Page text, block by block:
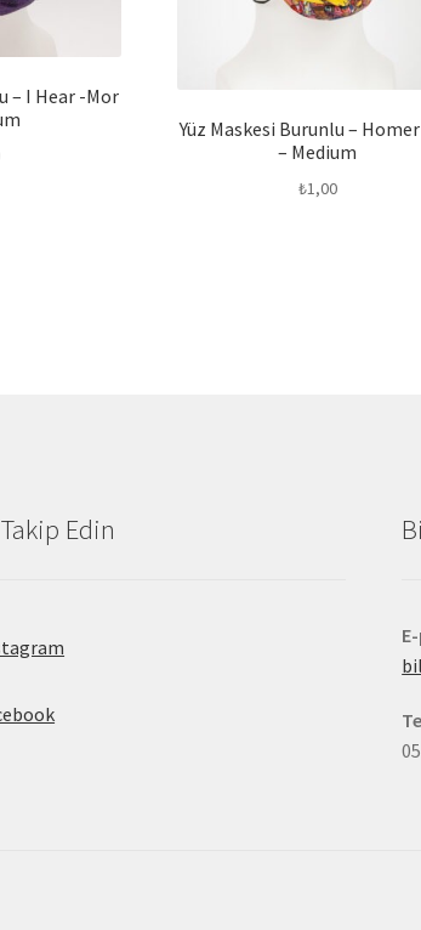
– I Hear -Mor
Yüz Maskesi Burunlu –
– Medium
₺1,00
Edin